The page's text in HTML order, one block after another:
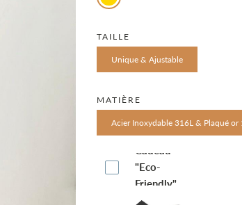
solde
TAILLE
Unique & Ajustable
MATIÈRE
Acier Inoxydable 316L & Plaqué or
Boite-
Cadeau
"Eco-
Friendly"
(€4.95)